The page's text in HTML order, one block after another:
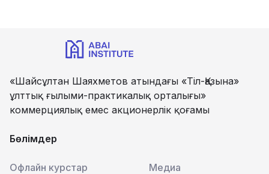
«Шайсұлтан Шаяхметов атындағы «Тіл-Қазына»
ұлттық ғылыми-практикалық орталығы»
коммерциялық емес акционерлік қоғамы
Бөлімдер
Офлайн курстар Медиа